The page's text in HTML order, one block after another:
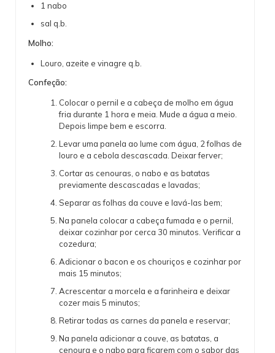
1 nabo
sal q.b.
Molho:
Louro, azeite e vinagre q.b.
Confeção:
Colocar o pernil e a cabeça de molho em água
fria durante 1 hora e meia. Mude a água a meio.
Depois limpe bem e escorra.
Levar uma panela ao lume com água, 2 folhas de
louro e a cebola descascada. Deixar ferver;
Cortar as cenouras, o nabo e as batatas
previamente descascadas e lavadas;
Separar as folhas da couve e lavá-las bem;
Na panela colocar a cabeça fumada e o pernil,
deixar cozinhar por cerca 30 minutos. Verificar a
cozedura;
Adicionar o bacon e os chouriços e cozinhar por
mais 15 minutos;
Acrescentar a morcela e a farinheira e deixar
cozer mais 5 minutos;
Retirar todas as carnes da panela e reservar;
Na panela adicionar a couve, as batatas, a
cenoura e o nabo para ficarem com o sabor das